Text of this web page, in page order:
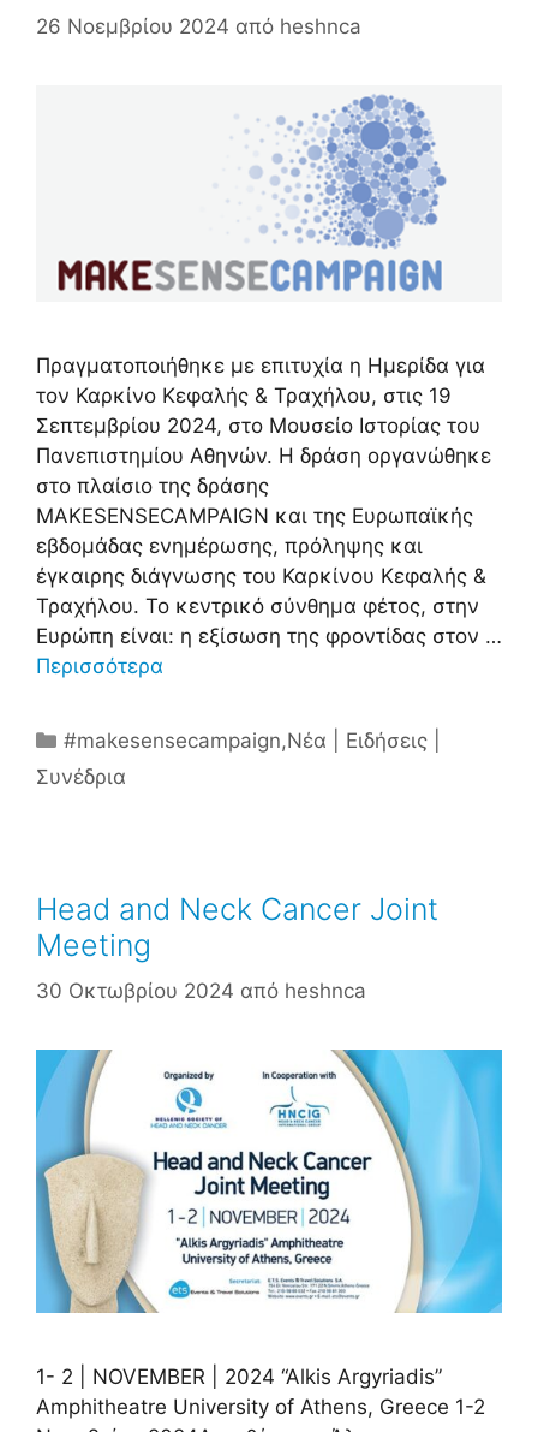
26 Νοεμβρίου 2024 από heshnca
Πραγματοποιήθηκε με επιτυχία η Ημερίδα για
τον Καρκίνο Κεφαλής & Τραχήλου, στις 19
Σεπτεμβρίου 2024, στο Μουσείο Ιστορίας του
Πανεπιστημίου Αθηνών. Η δράση οργανώθηκε
στο πλαίσιο της δράσης
MAKESENSECAMPAIGN και της Ευρωπαϊκής
εβδομάδας ενημέρωσης, πρόληψης και
έγκαιρης διάγνωσης του Καρκίνου Κεφαλής &
Τραχήλου. Το κεντρικό σύνθημα φέτος, στην
Ευρώπη είναι: η εξίσωση της φροντίδας στον …
Περισσότερα
Κατηγορίες
#makesensecampaign,Νέα | Ειδήσεις |
Συνέδρια
Head and Neck Cancer Joint
Meeting
30 Οκτωβρίου 2024 από heshnca
1- 2 | NOVEMBER | 2024 “Alkis Argyriadis”
Amphitheatre University of Athens, Greece 1-2